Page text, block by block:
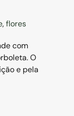
,flores
com
O
e pela